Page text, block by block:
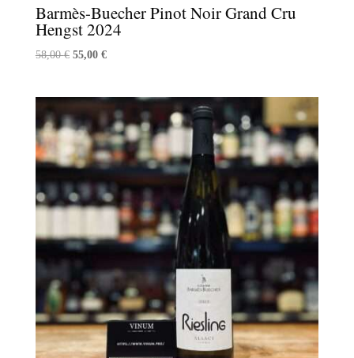
Barmès-Buecher Pinot Noir Grand Cru
Hengst 2024
58,00€ Le
58,00 €.
55,00 €Le
est :
55,00 €.